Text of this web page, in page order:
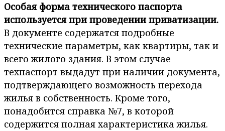
Особая форма технического паспорта
используется при проведении приватизации.
В документе содержатся подробные
технические параметры, как квартиры, так и
всего жилого здания. В этом случае
техпаспорт выдадут при наличии документа,
подтверждающего возможность перехода
жилья в собственность. Кроме того,
понадобится справка №7, в которой
содержится полная характеристика жилья.